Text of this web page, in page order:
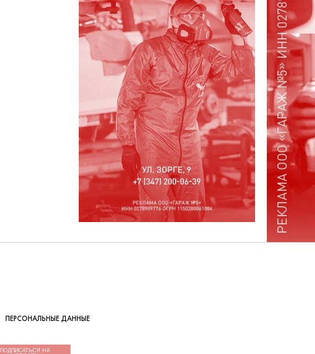
ПЕРСОНАЛЬНЫЕ ДАННЫЕ
ПОДПИСАТЬСЯ НА